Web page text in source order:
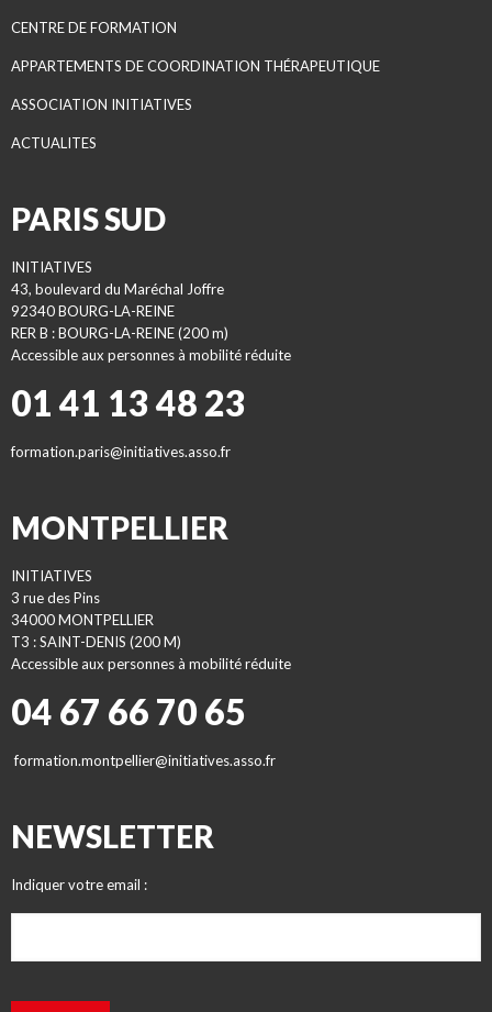
CENTRE DE FORMATION
APPARTEMENTS DE COORDINATION THÉRAPEUTIQUE
ASSOCIATION INITIATIVES
ACTUALITES
PARIS SUD
INITIATIVES
43, boulevard du Maréchal Joffre
92340 BOURG-LA-REINE
RER B : BOURG-LA-REINE (200 m)
Accessible aux personnes à mobilité réduite
01 41 13 48 23
formation.paris@initiatives.asso.fr
MONTPELLIER
INITIATIVES
3 rue des Pins
34000 MONTPELLIER
T3 : SAINT-DENIS (200 M)
Accessible aux personnes à mobilité réduite
04 67 66 70 65
formation.montpellier@initiatives.asso.fr
NEWSLETTER
Indiquer votre email :